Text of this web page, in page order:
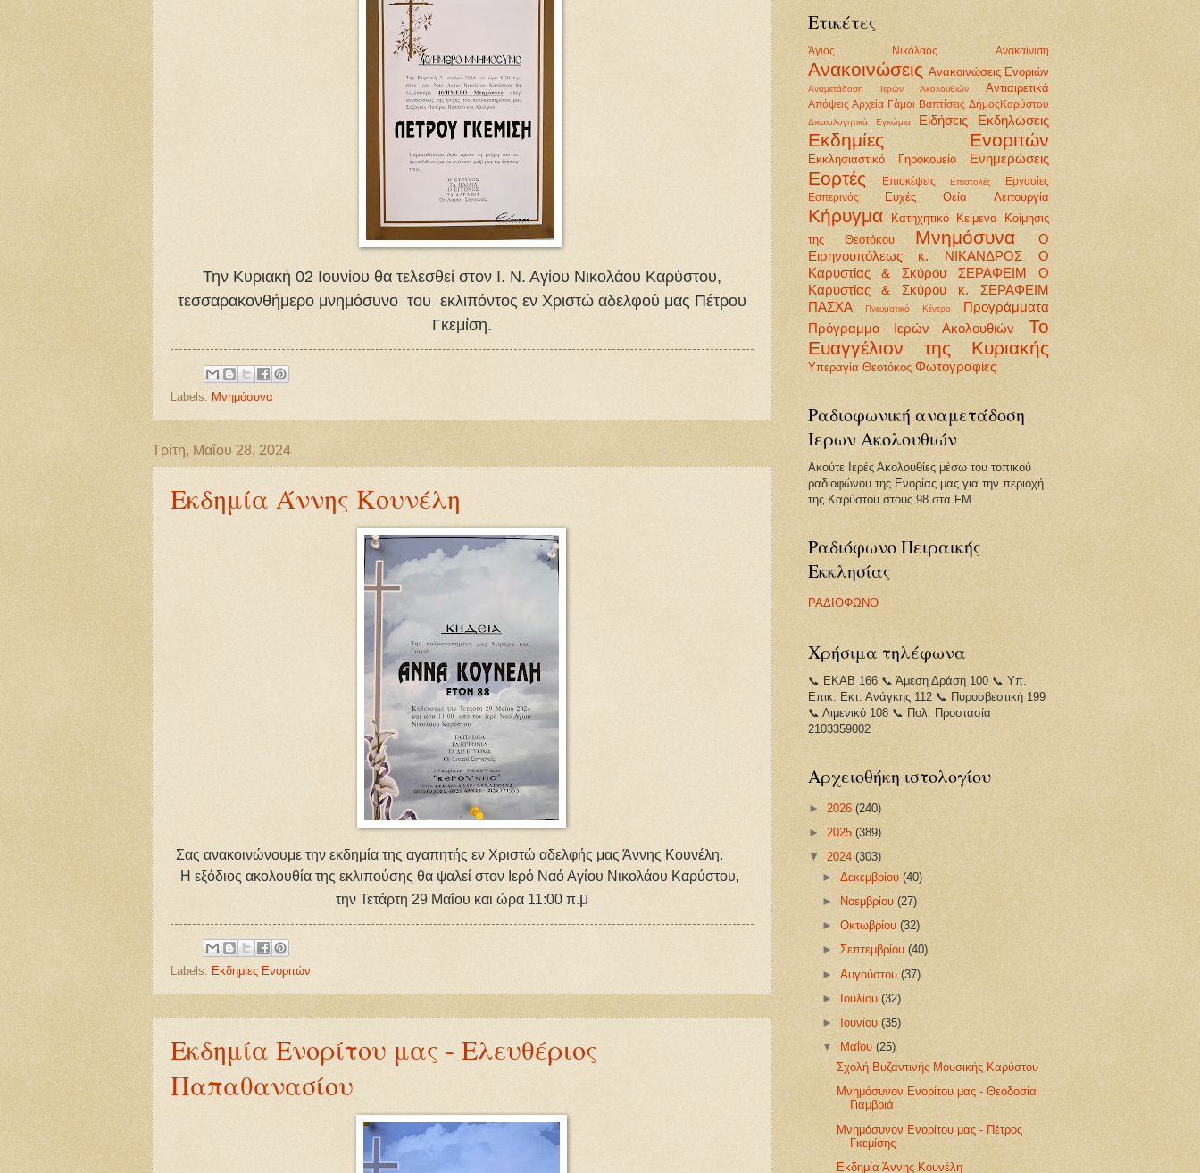
Την Κυριακή 02 Ιουνίου θα τελεσθεί στον Ι. Ν. Αγίου Νικολάου Καρύστου,
τεσσαρακονθήμερο μνημόσυνο του εκλιπόντος εν Χριστώ αδελφού μας Πέτρου
Γκεμίση.
Labels: Μνημόσυνα
Τρίτη, Μαΐου 28, 2024
Εκδημία Άννης Κουνέλη
Σας ανακοινώνουμε την εκδημία της αγαπητής εν Χριστώ αδελφής μας Άννης Κουνέλη.
Η εξόδιος ακολουθία της εκλιπούσης θα ψαλεί στον Ιερό Ναό Αγίου Νικολάου Καρύστου,
την Τετάρτη 29 Μαΐου και ώρα 11:00 π.μ
Labels: Εκδημίες Ενοριτών
Εκδημία Ενορίτου μας - Ελευθέριος
Παπαθανασίου
Ετικέτες
Άγιος Νικόλαος Ανακαίνιση
Ανακοινώσεις Ανακοινώσεις Ενοριών
Αναμετάδοση Ιερών Ακολουθιών Αντιαιρετικά
Απόψεις Αρχεία Γάμοι Βαπτίσεις ΔήμοςΚαρύστου
Δικαιολογητικά Εγκώμια Ειδήσεις Εκδηλώσεις
Εκδημίες Ενοριτών
Εκκλησιαστικό Γηροκομείο Ενημερώσεις
Εορτές Επισκέψεις Επιστολές
Εργασίες
Εσπερινός
Ευχές Θεία Λειτουργία
Κήρυγμα Κατηχητικό Κείμενα
Κοίμησις
της Θεοτόκου
Μνημόσυνα
Ο
Ειρηνουπόλεως κ. ΝΙΚΑΝΔΡΟΣ
Ο
Καρυστίας & Σκύρου ΣΕΡΑΦΕΙΜ
Ο
Καρυστίας & Σκύρου κ. ΣΕΡΑΦΕΙΜ
ΠΑΣΧΑ
Πνευματικό Κέντρο
Προγράμματα
Πρόγραμμα Ιερών Ακολουθιών
Το
Ευαγγέλιον της Κυριακής
Υπεραγία Θεοτόκος Φωτογραφίες
Ραδιοφωνική αναμετάδοση
Ιερων Ακολουθιών
Ακούτε Ιερές Ακολουθίες μέσω του τοπικού
ραδιοφώνου της Ενορίας μας για την περιοχή
της Καρύστου στους 98 στα FM.
Ραδιόφωνο Πειραικής
Εκκλησίας
ΡΑΔΙΟΦΩΝΟ
Χρήσιμα τηλέφωνα
📞 ΕΚΑΒ 166 📞 Άμεση Δράση 100 📞 Υπ.
Επικ. Εκτ. Ανάγκης 112 📞 Πυροσβεστική 199
📞 Λιμενικό 108 📞 Πολ. Προστασία
2103359002
Αρχειοθήκη ιστολογίου
► 2026 (240)
► 2025 (389)
▼ 2024 (303)
► Δεκεμβρίου (40)
►
Νοεμβρίου (27)
► Οκτωβρίου (32)
► Σεπτεμβρίου (40)
► Αυγούστου (37)
►
Ιουλίου (32)
►
Ιουνίου (35)
▼
Μαΐου (25)
Σχολή Βυζαντινής Μουσικής Καρύστου
Μνημόσυνον Ενορίτου μας - Θεοδοσία
Γιαμβριά
Μνημόσυνον Ενορίτου μας - Πέτρος
Γκεμίσης
Εκδημία Άννης Κουνέλη